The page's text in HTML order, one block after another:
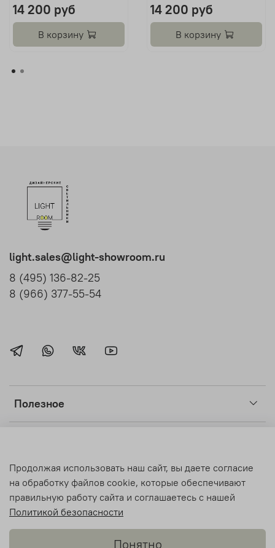
14 200 руб
В корзину
14 200 руб
В корзину
Полезное
Light Room
light.sales@light-showroom.ru
8 (495) 136-82-25
8 (966) 377-55-54
© Light Room 2018-2026 Все права защищены.
Продолжая использовать наш сайт, вы даете согласие
на обработку файлов cookie, которые обеспечивают
правильную работу сайта и соглашаетесь с нашей
Политикой безопасности
Понятно